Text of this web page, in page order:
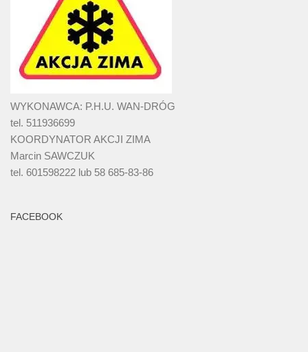
WYKONAWCA: P.H.U. WAN-DRÓG
tel. 511936699
KOORDYNATOR AKCJI ZIMA
Marcin SAWCZUK
tel. 601598222 lub 58 685-83-86
FACEBOOK